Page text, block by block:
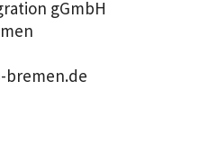
gGmbH
bremen.de